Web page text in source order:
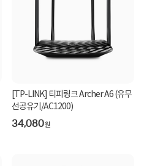
[TP-LINK] 티피링크 Archer A6 (유무
선공유기/AC1200)
34,080원